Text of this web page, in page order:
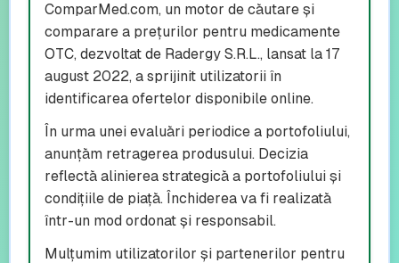
ComparMed.com, un motor de căutare și
comparare a prețurilor pentru medicamente
OTC, dezvoltat de Radergy S.R.L., lansat la 17
august 2022, a sprijinit utilizatorii în
identificarea ofertelor disponibile online.
În urma unei evaluări periodice a portofoliului,
anunțăm retragerea produsului. Decizia
reflectă alinierea strategică a portofoliului și
condițiile de piață. Închiderea va fi realizată
într-un mod ordonat și responsabil.
Mulțumim utilizatorilor și partenerilor pentru